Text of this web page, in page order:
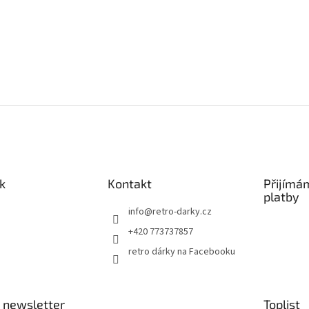
Kontakt
info@retro-darky.cz
+420 773737857
retro dárky na Facebooku
platby
newsletter Toplist